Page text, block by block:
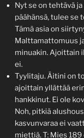
Nyt se on tehtävä
päähänsä, tulee
Tämä asia on
Malttamattomuus
minuakin. Ajoittain
ei.
Tyylitaju. Äitini on
ajoittain yllättää
hankkinut. Ei ole
Noh, pitkiä
kasvunvaraa ei
miettiä. T: Mies 189